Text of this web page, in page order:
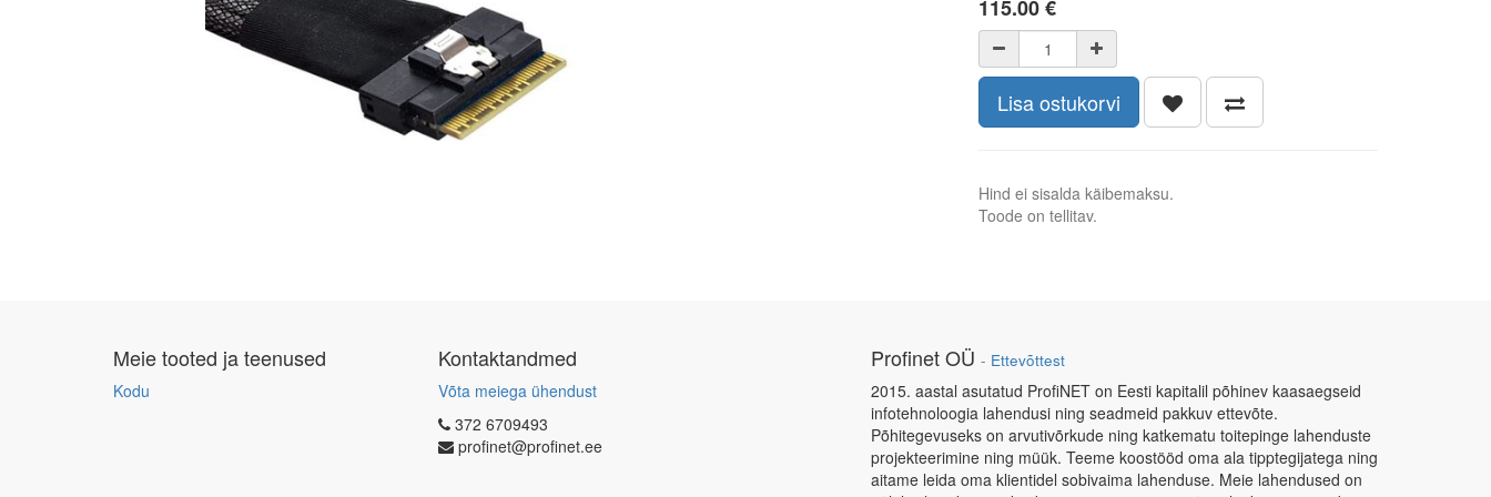
115.00€
Lisa ostukorvi
Hind ei sisalda käibemaksu.
Toode on tellitav.
Meie tooted ja teenused
Kodu
Kontaktandmed
Võta meiega ühendust
372 6709493
profinet@profinet.ee
Profinet OÜ - Ettevõttest
2015. aastal asutatud ProfiNET on Eesti kapitalil põhinev kaasaegseid
infotehnoloogia lahendusi ning seadmeid pakkuv ettevõte.
Põhitegevuseks on arvutivõrkude ning katkematu toitepinge lahenduste
projekteerimine ning müük. Teeme koostööd oma ala tipptegijatega ning
aitame leida oma klientidel sobivaima lahenduse. Meie lahendused on